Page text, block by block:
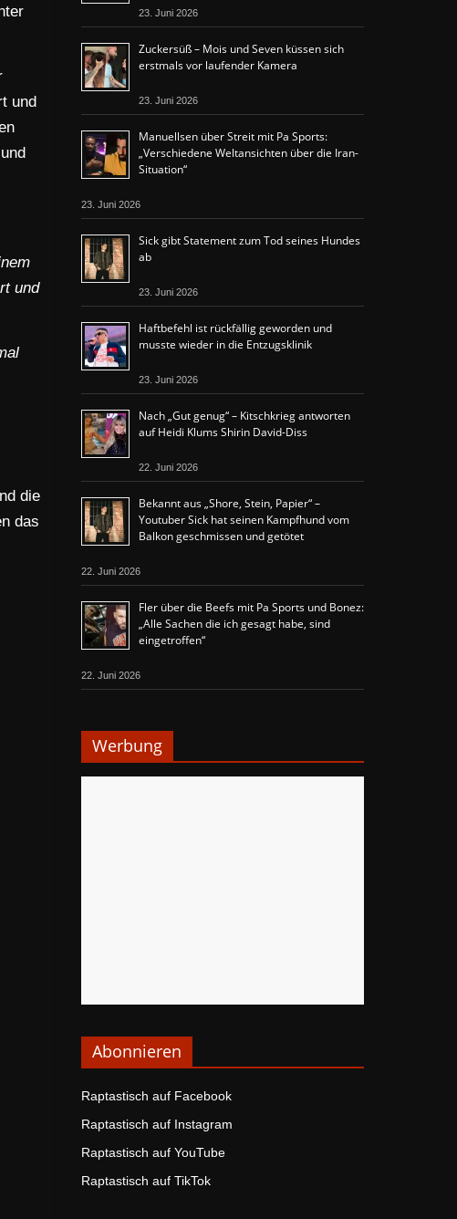
und
und
die
das
23. Juni 2026
Zuckersüß – Mois und Seven küssen sich
erstmals vor laufender Kamera
23. Juni 2026
Manuellsen über Streit mit Pa Sports:
„Verschiedene Weltansichten über die Iran-
Situation“
23. Juni 2026
Sick gibt Statement zum Tod seines Hundes
ab
23. Juni 2026
Haftbefehl ist rückfällig geworden und
musste wieder in die Entzugsklinik
23. Juni 2026
Nach „Gut genug“ – Kitschkrieg antworten
auf Heidi Klums Shirin David-Diss
22. Juni 2026
Bekannt aus „Shore, Stein, Papier“ –
Youtuber Sick hat seinen Kampfhund vom
Balkon geschmissen und getötet
22. Juni 2026
Fler über die Beefs mit Pa Sports und Bonez:
„Alle Sachen die ich gesagt habe, sind
eingetroffen“
22. Juni 2026
Werbung
Abonnieren
Raptastisch auf Facebook
Raptastisch auf Instagram
Raptastisch auf YouTube
Raptastisch auf TikTok